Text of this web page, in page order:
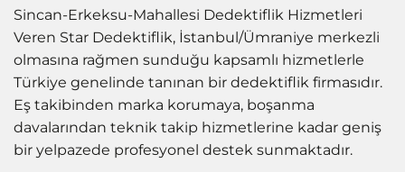
Sincan-Erkeksu-Mahallesi Dedektiflik Hizmetleri
Veren Star Dedektiflik, İstanbul/Ümraniye merkezli
olmasına rağmen sunduğu kapsamlı hizmetlerle
Türkiye genelinde tanınan bir dedektiflik firmasıdır.
Eş takibinden marka korumaya, boşanma
davalarından teknik takip hizmetlerine kadar geniş
bir yelpazede profesyonel destek sunmaktadır.